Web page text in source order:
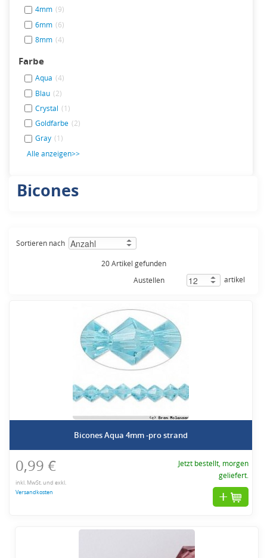
4mm (9)
6mm (6)
8mm (4)
Farbe
Aqua (4)
Blau (2)
Crystal (1)
Goldfarbe (2)
Gray (1)
Alle anzeigen>>
Bicones
Sortieren nach
20 Artikel gefunden
artikel
Austellen
Bicones Aqua 4mm -pro strand
0,99 €
inkl. MwSt. und exkl.
Versandkosten
Jetzt bestellt, morgen
geliefert.